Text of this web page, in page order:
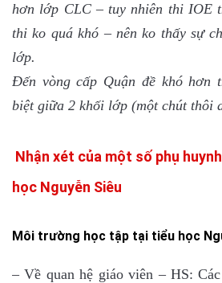
hơn lớp CLC – tuy nhiên thi IOE
thi ko quá khó – nên ko thấy sự
lớp.
Đến vòng cấp Quận đề khó hơn
biệt giữa 2 khối lớp (một chút thôi
Nhận xét của một số phụ
học Nguyễn Siêu
Môi trường học tập tại tiểu học
– Về quan hệ giáo viên – HS: